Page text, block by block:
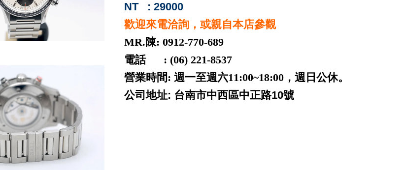
NT : 29000
歡迎來電洽詢，或親自本店參觀
MR.陳: 0912-770-689
電話 : (06) 221-8537
營業時間: 週一至週六11:00~18:00，週日公休。
公司地址: 台南市中西區中正路10號